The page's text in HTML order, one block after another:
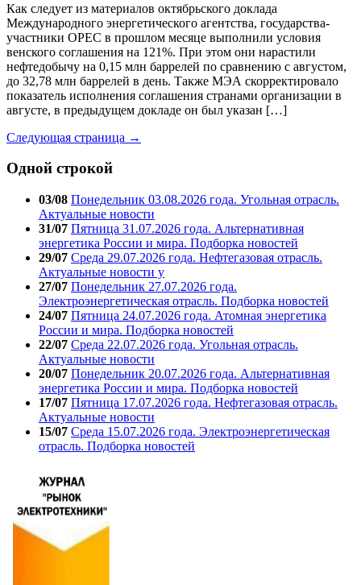
Как следует из материалов октябрьского доклада
Международного энергетического агентства, государства-
участники OPEC в прошлом месяце выполнили условия
венского соглашения на 121%. При этом они нарастили
нефтедобычу на 0,15 млн баррелей по сравнению с августом,
до 32,78 млн баррелей в день. Также МЭА скорректировало
показатель исполнения соглашения странами организации в
августе, в предыдущем докладе он был указан […]
Следующая страница →
Одной строкой
03/08 Понедельник 03.08.2026 года. Угольная отрасль.
Актуальные новости
31/07 Пятница 31.07.2026 года. Альтернативная
энергетика России и мира. Подборка новостей
29/07 Среда 29.07.2026 года. Нефтегазовая отрасль.
Актуальные новости у
27/07 Понедельник 27.07.2026 года.
Электроэнергетическая отрасль. Подборка новостей
24/07 Пятница 24.07.2026 года. Атомная энергетика
России и мира. Подборка новостей
22/07 Среда 22.07.2026 года. Угольная отрасль.
Актуальные новости
20/07 Понедельник 20.07.2026 года. Альтернативная
энергетика России и мира. Подборка новостей
17/07 Пятница 17.07.2026 года. Нефтегазовая отрасль.
Актуальные новости
15/07 Среда 15.07.2026 года. Электроэнергетическая
отрасль. Подборка новостей